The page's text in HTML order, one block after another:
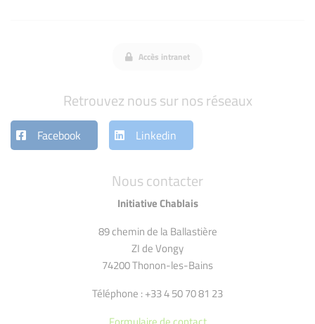
Nous contacter
Initiative Chablais
89 chemin de la Ballastière
ZI de Vongy
74200 Thonon-les-Bains
Téléphone : +33 4 50 70 81 23
Accès intranet
Retrouvez nous sur nos réseaux
Facebook Linkedin